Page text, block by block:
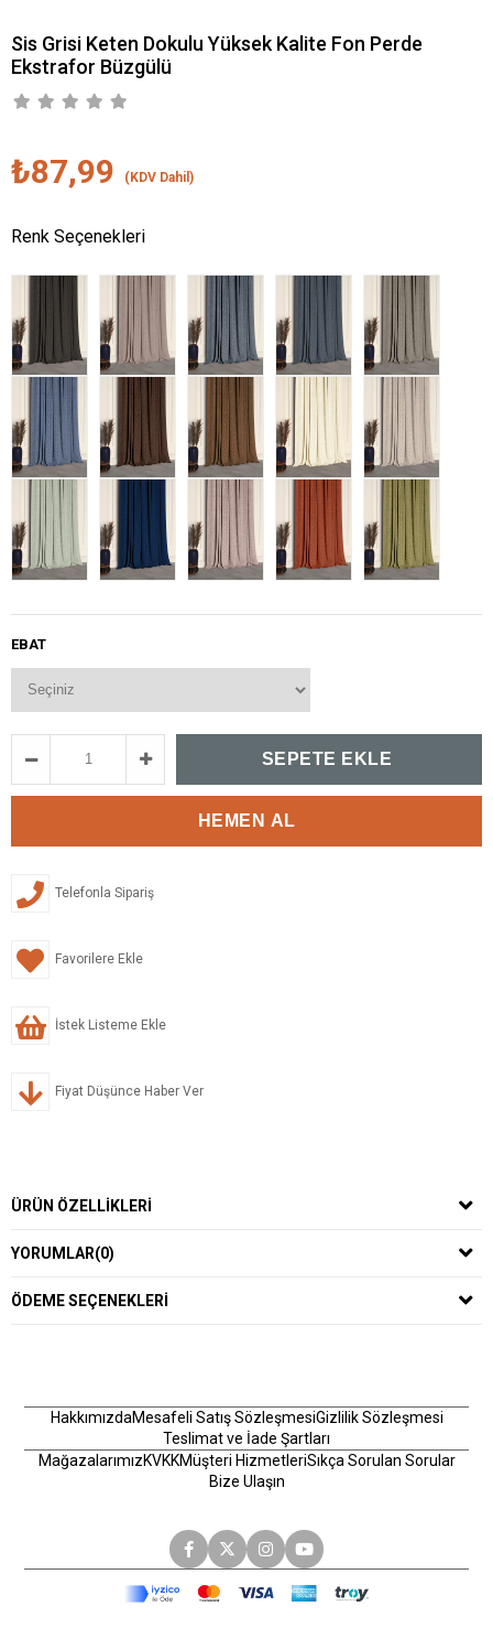
Sis Grisi Keten Dokulu Yüksek Kalite Fon Perde
Ekstrafor Büzgülü
₺87,99 (KDV Dahil)
Renk Seçenekleri
EBAT
Telefonla Sipariş
Favorilere Ekle
İstek Listeme Ekle
Fiyat Düşünce Haber Ver
ÜRÜN ÖZELLIKLERI
YORUMLAR(0)
ÖDEME SEÇENEKLERI
HakkımızdaMesafeli Satış SözleşmesiGizlilik Sözleşmesi
Teslimat ve İade Şartları
MağazalarımızKVKKMüşteri HizmetleriSıkça Sorulan Sorular
Bize Ulaşın